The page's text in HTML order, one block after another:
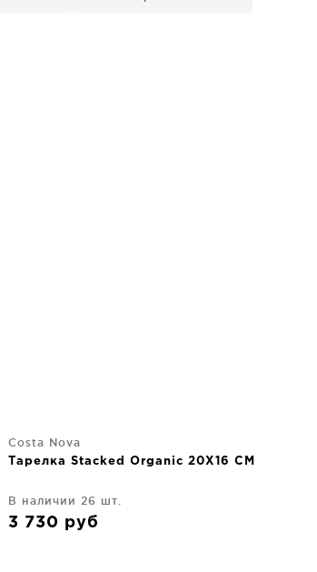
Costa Nova
Тарелка Stacked Organic 20X16 CM
В наличии 26 шт.
3 730 руб